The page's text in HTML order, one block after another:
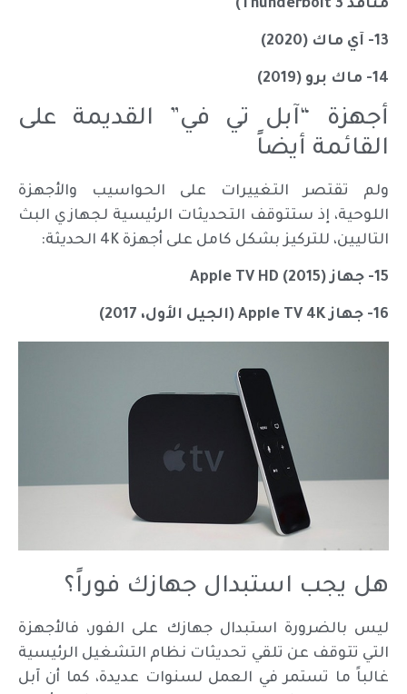
منافذ Thunderbolt 3)
13- آي ماك (2020)
14- ماك برو (2019)
أجهزة “آبل تي في” القديمة على
القائمة أيضاً
ولم تقتصر التغييرات على الحواسيب والأجهزة
اللوحية، إذ ستتوقف التحديثات الرئيسية لجهازي البث
التاليين، للتركيز بشكل كامل على أجهزة 4K الحديثة:
15- جهاز Apple TV HD (2015)
16- جهاز Apple TV 4K (الجيل الأول، 2017)
هل يجب استبدال جهازك فوراً؟
ليس بالضرورة استبدال جهازك على الفور، فالأجهزة
التي تتوقف عن تلقي تحديثات نظام التشغيل الرئيسية
غالباً ما تستمر في العمل لسنوات عديدة، كما أن آبل